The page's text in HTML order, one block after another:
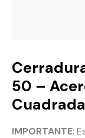
50 –
IMPORTANTE: